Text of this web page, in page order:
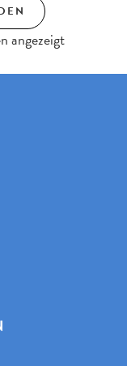
angezeigt